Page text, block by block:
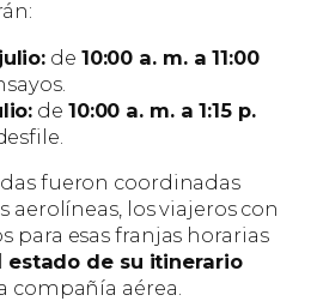
de 10:00 a. m. a 11:00
de 10:00 a. m. a 1:15 p.
fueron coordinadas
aerolíneas, los viajeros con
para esas franjas horarias
estado de su itinerario
compañía aérea.